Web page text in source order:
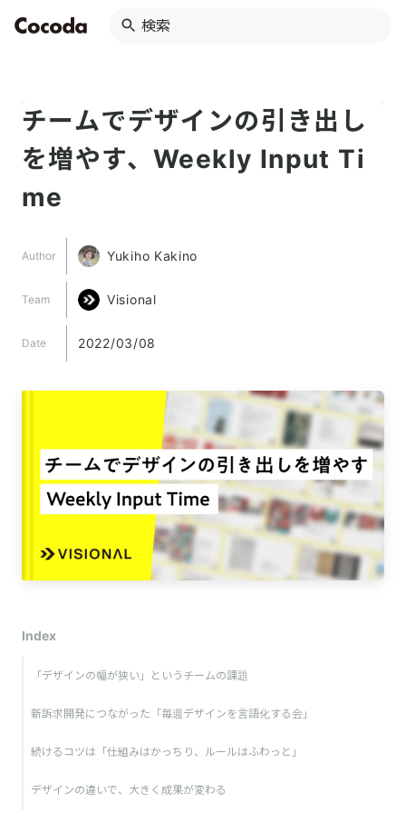
チームでデザインの引き出し
を増やす、Weekly Input Ti
me
Author Yukiho Kakino
Team Visional
Date 2022/03/08
Index
「デザインの幅が狭い」というチームの課題
新訴求開発につながった「毎週デザインを言語化する会」
続けるコツは「仕組みはかっちり、ルールはふわっと」
デザインの違いで、大きく成果が変わる